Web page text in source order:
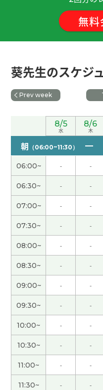
葵老师，谢谢。我也
每天很忙过的很愉快
时候用Teams学习吧！
语吧！下次见。
( 女性 )
いつもありがとうご
い方がまだ慣れなく
これからもよろしく
我的腰最近已经没事了
60代 女性 )
好久不见啊~~~~今天也
见！！
请不要太勉强自己、多
开心的事情来放松一下
正如“多病长寿”所说、
你比我这样的人活得
外语具有防止认知功能
部分因痴呆症而受损、
这一功能。 因为你正在
呆症而出现问题的可能
看到女儿开始学做饭真
能学会做各种各样的菜。
無
葵先生のスケジ
Prev week
8/5
水
8/6
木
朝 （06:00~11:30）
06:00~ - -
06:30~ - -
07:00~ - -
07:30~ - -
08:00~ - -
08:30~ - -
09:00~ - -
09:30~ - -
10:00~ - -
10:30~ - -
11:00~ - -
11:30~ - -